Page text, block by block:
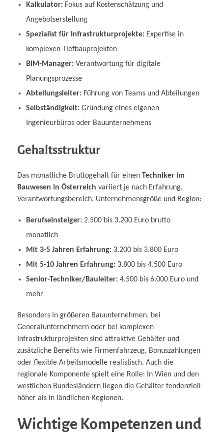
Kalkulator:Fokus auf Kostenschätzung und
Angebotserstellung
Spezialist für Infrastrukturprojekte:Expertise in
komplexen Tiefbauprojekten
BIM-Manager:Verantwortung für digitale
Planungsprozesse
Abteilungsleiter:Führung von Teams und Abteilungen
Selbständigkeit:Gründung eines eigenen
Ingenieurbüros oder Bauunternehmens
Gehaltsstruktur
Das monatliche Bruttogehalt für einen Techniker im
Bauwesen in Österreich variiert je nach Erfahrung,
Verantwortungsbereich, Unternehmensgröße und Region:
Berufseinsteiger:2.500 bis 3.200 Euro brutto
monatlich
Mit 3-5 Jahren Erfahrung:3.200 bis 3.800 Euro
Mit 5-10 Jahren Erfahrung:3.800 bis 4.500 Euro
Senior-Techniker/Bauleiter:4.500 bis 6.000 Euro und
mehr
Besonders in größeren Bauunternehmen, bei
Generalunternehmern oder bei komplexen
Infrastrukturprojekten sind attraktive Gehälter und
zusätzliche Benefits wie Firmenfahrzeug, Bonuszahlungen
oder flexible Arbeitsmodelle realistisch. Auch die
regionale Komponente spielt eine Rolle: In Wien und den
westlichen Bundesländern liegen die Gehälter tendenziell
höher als in ländlichen Regionen.
Wichtige Kompetenzen und